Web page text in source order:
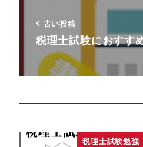
古い投稿
税理士試験におすす
税理士試験勉強